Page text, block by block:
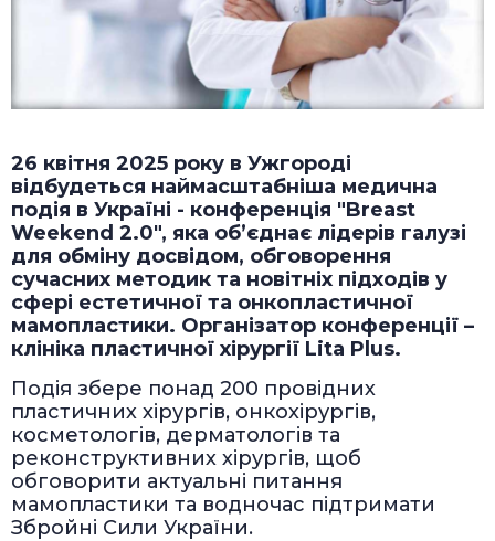
26 квітня 2025 року в Ужгороді
відбудеться наймасштабніша медична
подія в Україні - конференція "Breast
Weekend 2.0", яка об’єднає лідерів галузі
для обміну досвідом, обговорення
сучасних методик та новітніх підходів у
сфері естетичної та онкопластичної
мамопластики. Організатор конференції –
клініка пластичної хірургії Lita Plus.
Подія збере понад 200 провідних
пластичних хірургів, онкохірургів,
косметологів, дерматологів та
реконструктивних хірургів, щоб
обговорити актуальні питання
мамопластики та водночас підтримати
Збройні Сили України.